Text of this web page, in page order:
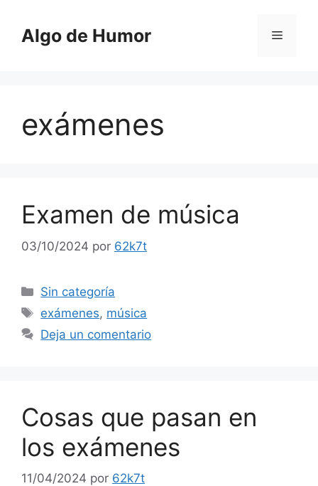
contenido
Algo de Humor Menú
exámenes
Examen de música
03/10/2024 por 62k7t
Categorías
Sin categoría
Etiquetas
exámenes, música
Deja un comentario
Cosas que pasan en
los exámenes
11/04/2024 por 62k7t